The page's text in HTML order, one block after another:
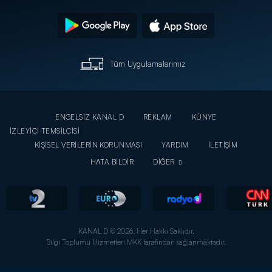
Tüm Uygulamalarımız
ENGELSİZ KANAL D REKLAM
KÜNYE
İZLEYİCİ TEMSİLCİSİ
KİŞİSEL VERİLERİN KORUNMASI
YARDIM
İLETİŞİM
HATA BİLDİR
DİĞER
KANAL D © 2026. Her Hakkı Saklıdır.
Bilgi Toplumu Hizmetleri MKK tarafından sağlanmaktadır.